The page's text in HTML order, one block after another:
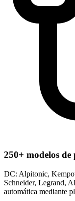
250+ modelos
DC: Alpitonic,
Schneider, Legrand,
automática mediante